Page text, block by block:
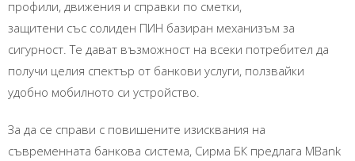
профили, движения и справки по сметки,
защитени със солиден ПИН базиран механизъм за
сигурност. Те дават възможност на всеки потребител да
получи целия спектър от банкови услуги, ползвайки
удобно мобилното си устройство.
За да се справи с повишените изисквания на
съвременната банкова система, Сирма БК предлага MBank